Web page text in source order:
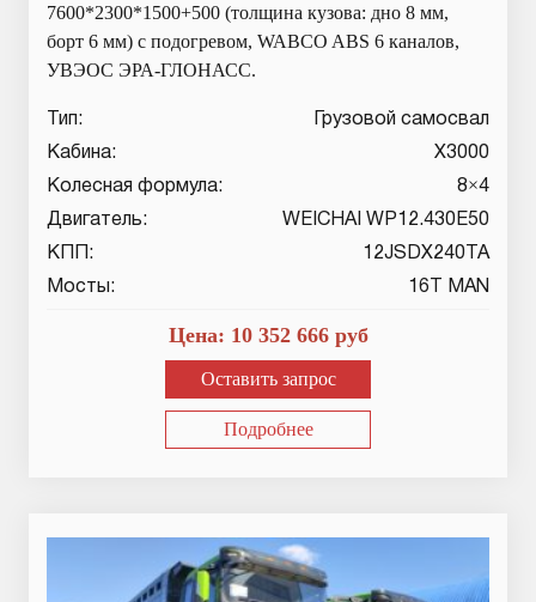
7600*2300*1500+500 (толщина кузова: дно 8 мм,
борт 6 мм) с подогревом, WABCO ABS 6 каналов,
УВЭОС ЭРА-ГЛОНАСС.
Тип:
Грузовой самосвал
Кабина:
X3000
Колесная формула:
8×4
Двигатель:
WEICHAI WP12.430E50
КПП:
12JSDX240TA
Мосты:
16T MAN
Цена: 10 352 666руб
Оставить запрос
Подробнее